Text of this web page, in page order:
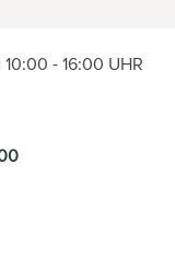
10:00 - 16:00 UHR